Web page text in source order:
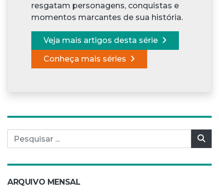
resgatam personagens, conquistas e
momentos marcantes de sua história.
Veja mais artigos desta série
Conheça mais séries
Pesquisar por:
ARQUIVO MENSAL